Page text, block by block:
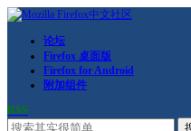
论坛
Firefox 桌面版
Firefox for Android
附加组件
RSS